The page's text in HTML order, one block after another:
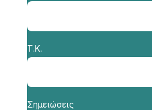
Τ.Κ.
Σημειώσεις